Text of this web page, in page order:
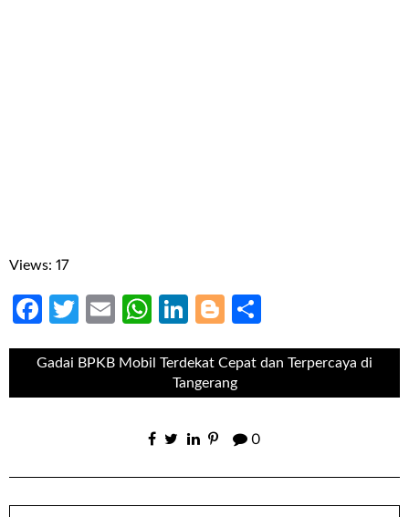
Views: 17
Facebook
Twitter
EmailWhatsApp
LinkedIn
Blogger
Gadai BPKB Mobil Terdekat Cepat dan Terpercaya di
Tangerang
0